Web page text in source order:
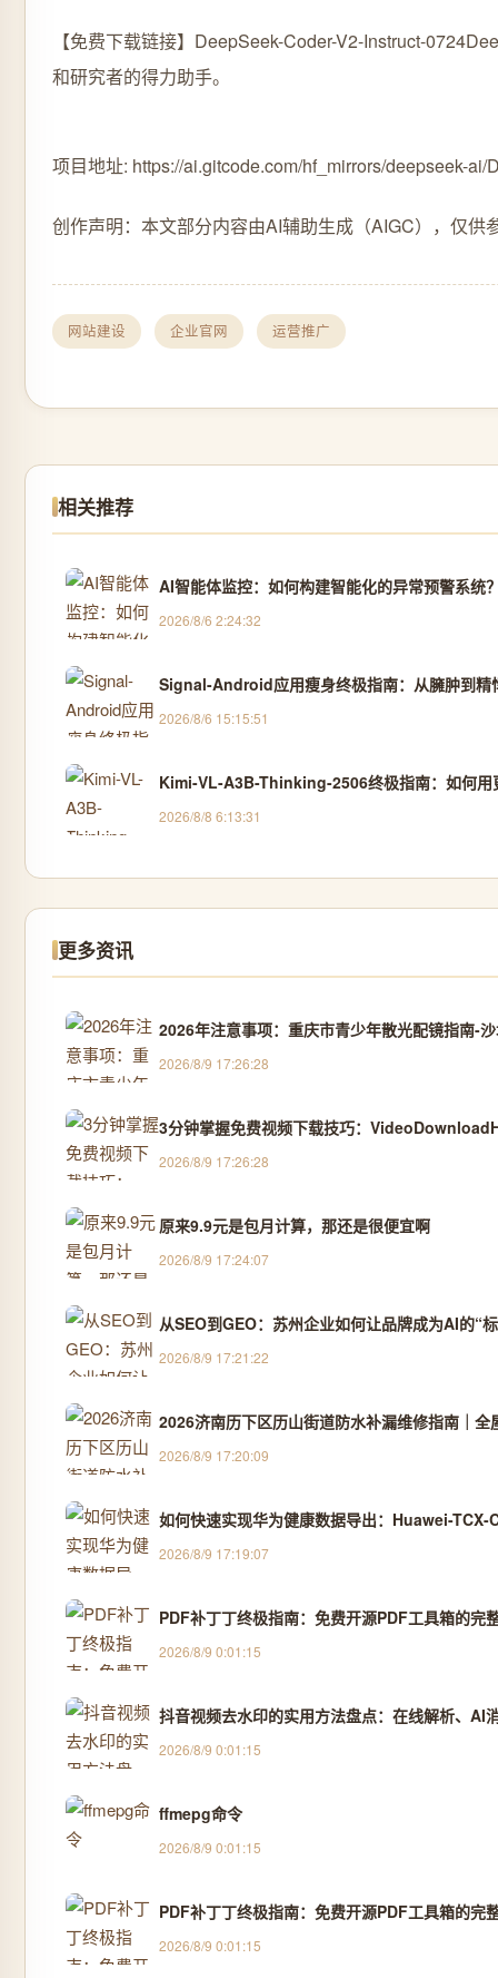
【免费下载链接】DeepSeek-Coder-V2-Instruct-0724
和研究者的得力助手。
项目地址: https://ai.gitcode.com/hf_mirrors/deepseek-ai/
创作声明：本文部分内容由AI辅助生成（AIGC），仅供
网站建设 企业官网 运营推广
相关推荐
AI智能体监控：如何构建智能化的异常预警系统
2026/8/6 2:24:32
Signal-Android应用瘦身终极指南：从臃肿到精
2026/8/6 15:15:51
Kimi-VL-A3B-Thinking-2506终极指南：如何
2026/8/8 6:13:31
更多资讯
2026年注意事项：重庆市青少年散光配镜指南-
2026/8/9 17:26:28
3分钟掌握免费视频下载技巧：
2026/8/9 17:26:28
原来9.9元是包月计算，那还是很便宜啊
2026/8/9 17:24:07
从SEO到GEO：苏州企业如何让品牌成为AI的“
2026/8/9 17:21:22
2026济南历下区历山街道防水补漏维修指南｜
2026/8/9 17:20:09
如何快速实现华为健康数据导出：Huawei-
2026/8/9 17:19:07
PDF补丁丁终极指南：免费开源PDF工具箱的完
2026/8/9 0:01:15
抖音视频去水印的实用方法盘点：在线解析、AI
2026/8/9 0:01:15
ffmepg命令
2026/8/9 0:01:15
PDF补丁丁终极指南：免费开源PDF工具箱的完
2026/8/9 0:01:15